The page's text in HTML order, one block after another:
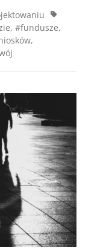
Tags
, #fundusze,
,